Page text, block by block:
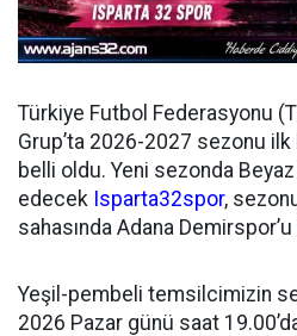
Türkiye Futbol Federasyonu
Grup’ta 2026-2027 sezonu
belli oldu. Yeni sezonda
edecek Isparta32spor,
sahasında Adana
Yeşil-pembeli temsilcimizin
2026 Pazar günü saat